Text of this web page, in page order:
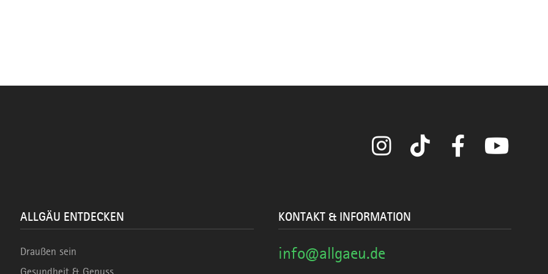
Instagram TikTok Facebook
ALLGÄU ENTDECKEN
Draußen sein
Gesundheit & Genuss
KONTAKT & INFORMATION
info@allgaeu.de